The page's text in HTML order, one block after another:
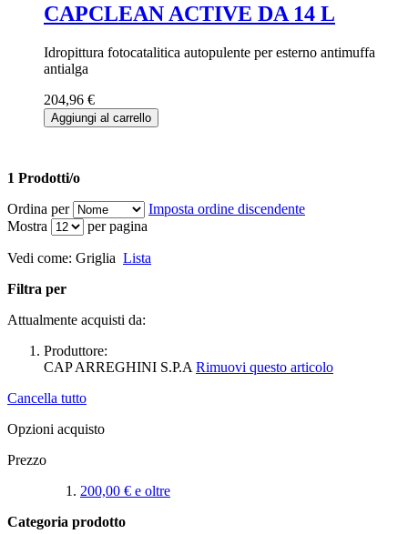
CAPCLEAN ACTIVE DA 14 L
Idropittura fotocatalitica autopulente per esterno antimuffa
antialga
204,96 €
Aggiungi al carrello
1 Prodotti/o
Ordina per
Imposta ordine discendente
Mostra
per pagina
Vedi come: Griglia Lista
Filtra per
Attualmente acquisti da:
Produttore:
CAP ARREGHINI S.P.A Rimuovi questo articolo
Cancella tutto
Opzioni acquisto
Prezzo
200,00 € e oltre
Categoria prodotto